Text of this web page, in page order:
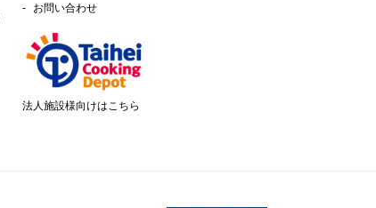
お問い合わせ
法人施設様向けはこちら